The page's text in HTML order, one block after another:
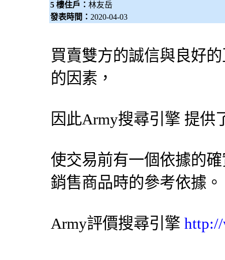
5 樓住戶： 林友岳
發表時間： 2020-04-03
買賣雙方的誠信與良好
的因素，
因此Army搜尋引擎 提供
使交易前有一個依據的
銷售商品時的參考依據。
Army評價搜尋引擎